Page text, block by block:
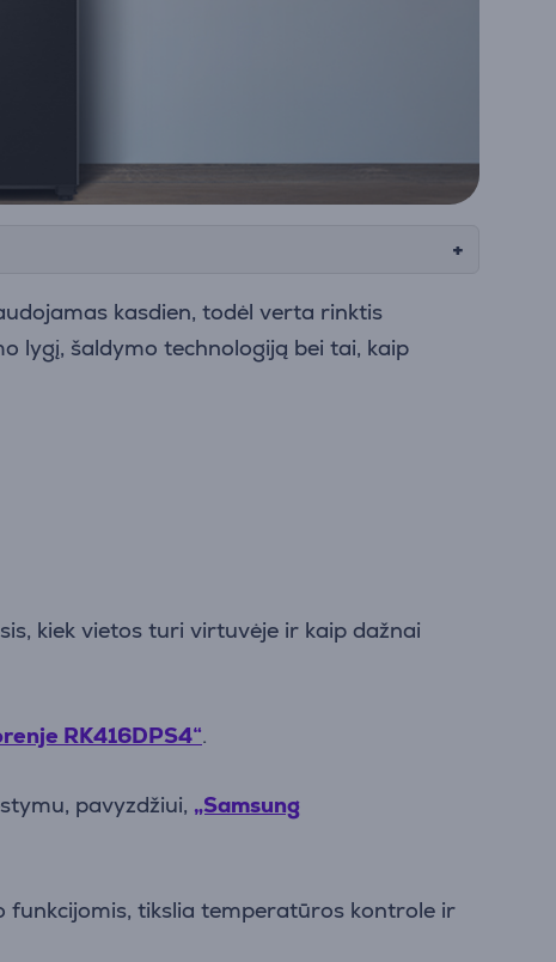
kasdien, todėl verta rinktis
lygį, šaldymo technologiją bei tai, kaip
kiek vietos turi virtuvėje ir kaip dažnai
RK416DPS4“.
pavyzdžiui, „Samsung
tikslia temperatūros kontrole ir